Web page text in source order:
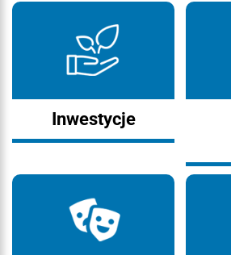
Inwestycje